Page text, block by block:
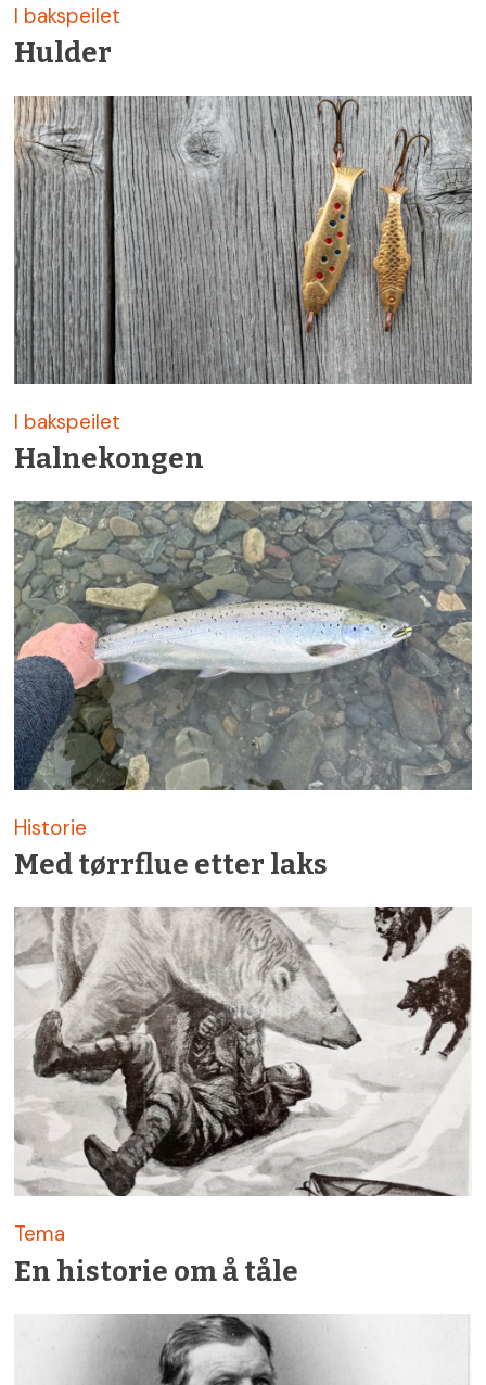
I bakspeilet
Hulder
I bakspeilet
Halnekongen
Historie
Med tørrflue etter laks
Tema
En historie om å tåle